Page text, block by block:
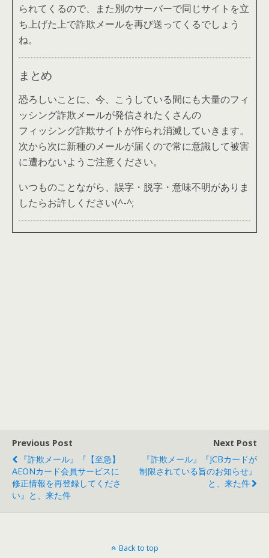
られてくるので、また別のサーバーで同じサイトを立
ち上げた上で詐欺メールを再び送ってくるでしょう
ね。
まとめ
恐ろしいことに、今、こうしている間にも大量のフィ
ッシング詐欺メールが発信されたくさんの
フィッシング詐欺サイトが作られ消滅していきます。
次から次に新種のメールが届くので常に意識して被害
に遭わないようご注意ください。
いつものことながら、誤字・脱字・意味不明がありま
したらお許しください(^-^;
Previous Post
『詐欺メール』『【至急】
AEONカード会員サービスに
修正情報を再登録してくださ
い』と、来た件
Next Post
『詐欺メール』『JCBカードが
制限されている旨のお知らせ』
と、来た件
Back to top